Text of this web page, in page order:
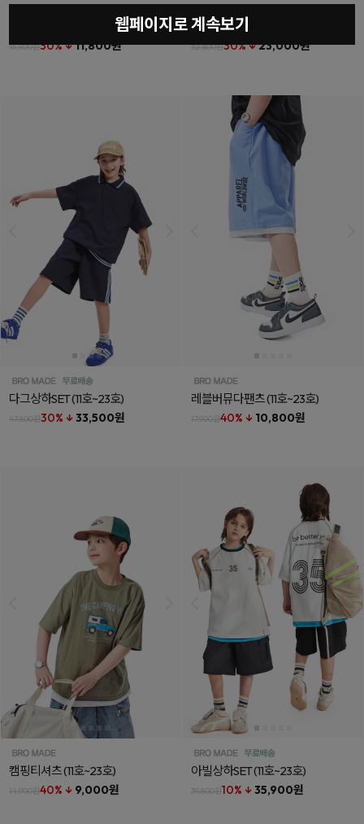
(11호~23호)
16,800원30% ↓11,800원
더튼포켓하프팬츠
32,800원30% ↓23,000원
다그상하SET(11호~23호)
47,800원30% ↓ 33,500원
레블버뮤다팬츠(11호~23호)
17,900원40% ↓ 10,800원
캠핑티셔츠(11호~23호)
14,900원40% ↓ 9,000원
아빌상하SET(11호~23호)
39,800원10% ↓ 35,900원
웹페이지로 계속보기